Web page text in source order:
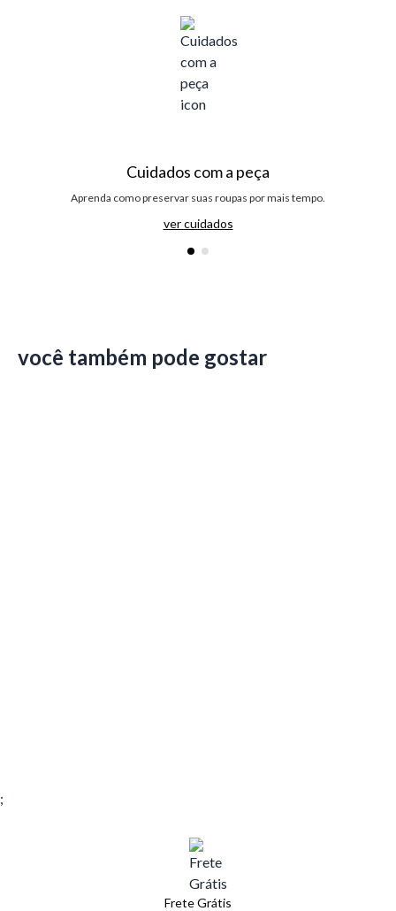
Cuidados com a peça
Aprenda como preservar suas roupas por mais tempo.
ver cuidados
você também pode gostar
;
Frete Grátis